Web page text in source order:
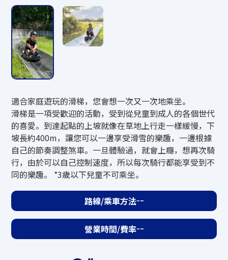
適合家庭遊玩的滑梯，您會想一次又一次地乘坐。
滑梯是一項受歡迎的活動，受到從兒童到成人的各個世代
的喜愛。到達起點的上坡就像在草地上行走一樣緩慢，下
坡長約400m，讓您可以一邊享受滑雪的樂趣，一邊根據
自己的節奏調整煞車。一旦體驗過，就會上癮，想再次騎
行，由於可以自己控制速度，所以每次騎行都能享受到不
同的樂趣。 *3歲以下兒童不可乘坐。
路線/乘車方法
營業時間/費率
*一班航班最多可容納 5 人，飛行時間約 5
分鐘。
費用
兒童（4歲～小學生以下）2,800日圓
*小樽市民折扣：大人2,500日圓、兒童2,0
00日元
*3歲以下兒童免費。
*國中生以下兒童必須有監護人陪同。
接待
當天服務地點
詢問